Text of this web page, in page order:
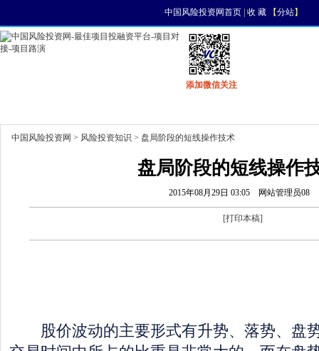
中国风险投资网首页| 收 藏【分站】
添加微信关注
中国风险投资网 > 风险投资知识 > 盘局阶段的短线操作技术
盘局阶段的短线操作
2015年08月29日 03:05 网站管理员08
[打印本稿]
股价波动的主要形式有升势、落势、盘